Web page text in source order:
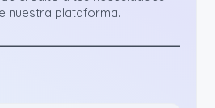
nuestra plataforma.